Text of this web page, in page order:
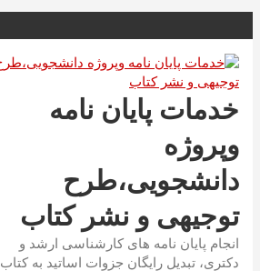
محتوا
بروید
خدمات پایان نامه
وپروژه
دانشجویی،طرح
توجیهی و نشر کتاب
انجام پایان نامه های کارشناسی ارشد و
دکتری، تبدیل رایگان جزوات اساتید به کتاب